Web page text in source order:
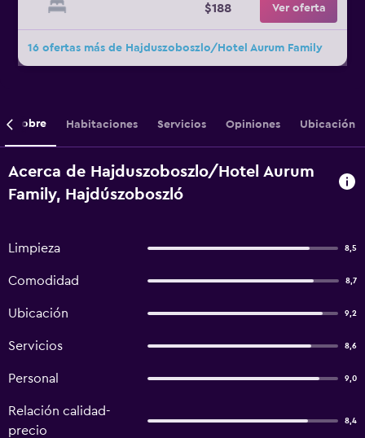
$188 Ver oferta
16 ofertas más de Hajduszoboszlo/Hotel Aurum Family
Sobre Habitaciones Servicios Opiniones Ubicación
Acerca de Hajduszoboszlo/Hotel Aurum
Family, Hajdúszoboszló
Limpieza 8,5
Comodidad 8,7
Ubicación 9,2
Servicios 8,6
Personal 9,0
Relación calidad-
precio
8,4